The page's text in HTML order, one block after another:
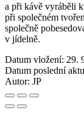
a při kávě vyráběli
při společném
společně
v jídelně.
Datum vložení: 29.
Datum poslední
Autor: JP